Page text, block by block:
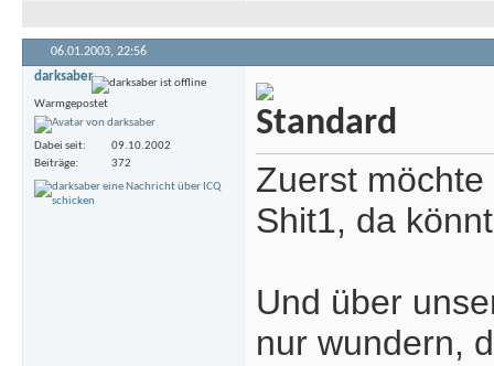
06.01.2003, 22:56
darksaber
Warmgepostet
Dabei seit
09.10.2002
Beiträge
372
Zuerst
Shit1, da
Und über
nur wundern,